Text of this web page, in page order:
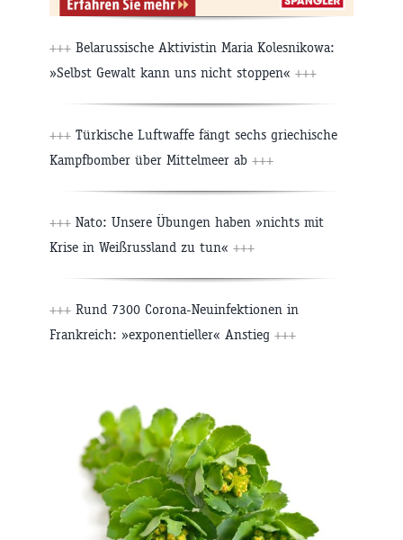
+++ Belarussische Aktivistin Maria Kolesnikowa:
»Selbst Gewalt kann uns nicht stoppen« +++
+++ Türkische Luftwaffe fängt sechs griechische
Kampfbomber über Mittelmeer ab +++
+++ Nato: Unsere Übungen haben »nichts mit
Krise in Weißrussland zu tun« +++
+++ Rund 7300 Corona-Neuinfektionen in
Frankreich: »exponentieller« Anstieg +++